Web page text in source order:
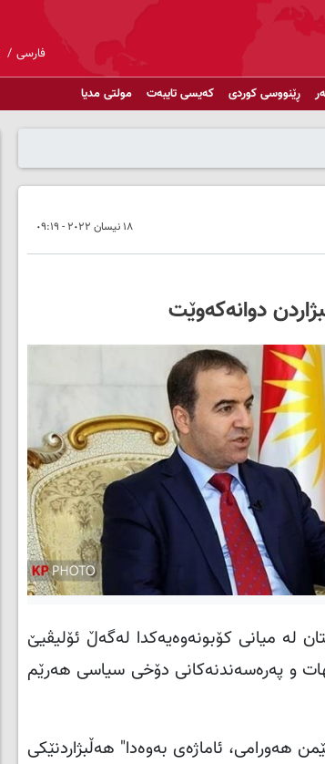
فارسی
ڕێنووسی کوردی کەیسی تایبەت مولتی مدیا
١٨ نیسان ٢٠٢٢ - ٠٩:١٩
دوانه‌که‌وێت
له‌ میانی کۆبونه‌وه‌یه‌کدا له‌گه‌ڵ ئۆلیڤیێ
و په‌ره‌سه‌ندنه‌کانی دۆخی سیاسی هه‌رێم
هه‌ورامی، ئاماژه‌ی به‌وه‌دا" هه‌ڵبژاردنێکی